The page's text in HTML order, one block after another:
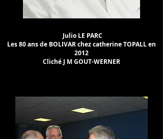
Julio LE PARC
Les 80 ans de BOLIVAR chez catherine TOPALL en
2012
Cliché J M GOUT-WERNER